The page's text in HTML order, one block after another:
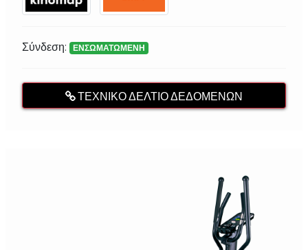
Σύνδεση: ΕΝΣΩΜΑΤΩΜΕΝΗ
ΤΕΧΝΙΚΌ ΔΕΛΤΊΟ ΔΕΔΟΜΈΝΩΝ